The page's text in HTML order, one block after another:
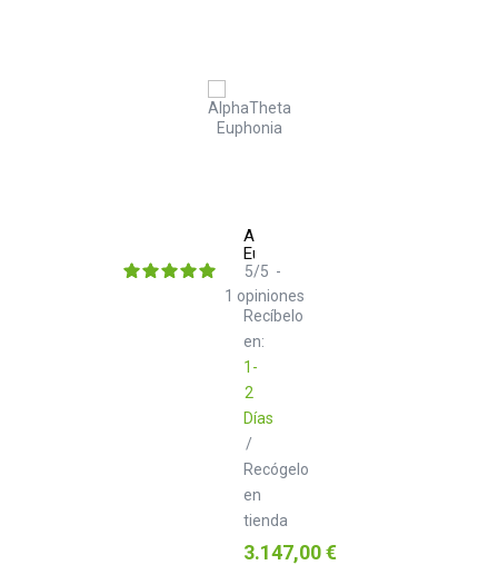
AlphaTheta
Euphonia
Recíbelo
en:
1-
2
Días
/
Recógelo
en
tienda
5/5 -
1 opiniones
Precio
3.147,00 €